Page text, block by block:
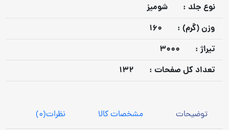
نوع جلد :
شومیز
وزن (گرم) :
160
تيراژ :
3000
تعداد كل صفحات :
132
توضیحات مشخصات کالا نظرات(0)